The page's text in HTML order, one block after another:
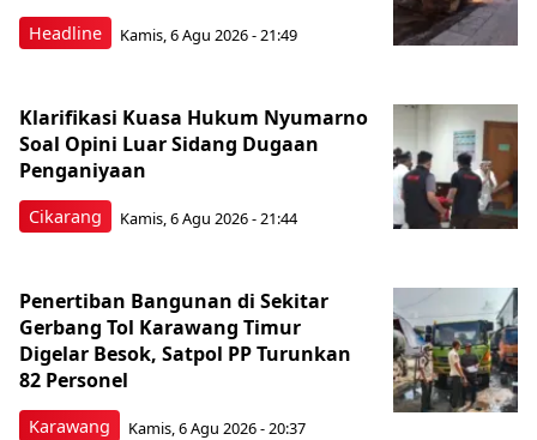
Headline Kamis, 6 Agu 2026 - 21:49
Cikarang
Klarifikasi Kuasa Hukum Nyumarno
Soal Opini Luar Sidang Dugaan
Penganiyaan
Kamis, 6 Agu 2026 - 21:44
Karawang
Penertiban Bangunan di Sekitar
Gerbang Tol Karawang Timur
Digelar Besok, Satpol PP Turunkan
82 Personel
Kamis, 6 Agu 2026 - 20:37